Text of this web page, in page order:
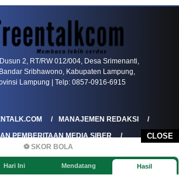
CLOSE
⚽ SKOR BOLA
Hari Ini Mendatang Hasil
2, RT/RW 012/004, Desa Srimenanti,
Sribhawono, Kabupaten Lampung,
Lampung | Telp: 0857-0916-6915
MANAJEMEN REDAKSI
PEMBERITAAN MEDIA SIBER
PEMBERITAAN RAMAH ANAK
KEBIJAKAN IKLAN / ADVERTORIAL